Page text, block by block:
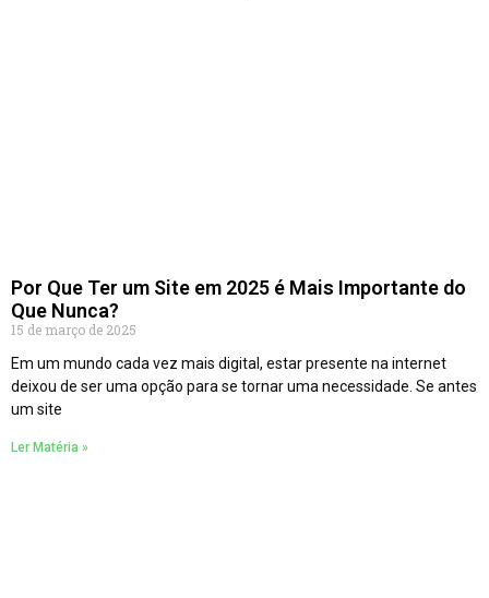
Por Que Ter um Site em 2025 é Mais Importante do
Que Nunca?
15 de março de 2025
Em um mundo cada vez mais digital, estar presente na internet
deixou de ser uma opção para se tornar uma necessidade. Se antes
um site
Ler Matéria »